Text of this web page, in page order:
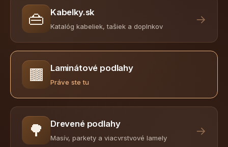
👜 Kabelky.sk
Katalóg kabeliek, tašiek a doplnkov
→
🟫 Laminátové podlahy
Práve ste tu
🌳 Drevené podlahy
Masív, parkety a viacvrstvové lamely
→